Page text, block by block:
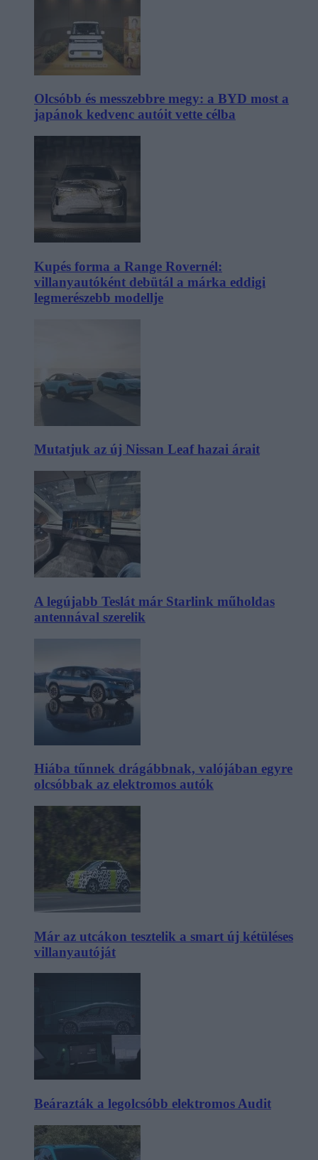
Olcsóbb és messzebbre megy: a BYD most a
japánok kedvenc autóit vette célba
Kupés forma a Range Rovernél:
villanyautóként debütál a márka eddigi
legmerészebb modellje
Mutatjuk az új Nissan Leaf hazai árait
A legújabb Teslát már Starlink műholdas
antennával szerelik
Hiába tűnnek drágábbnak, valójában egyre
olcsóbbak az elektromos autók
Már az utcákon tesztelik a smart új kétüléses
villanyautóját
Beárazták a legolcsóbb elektromos Audit